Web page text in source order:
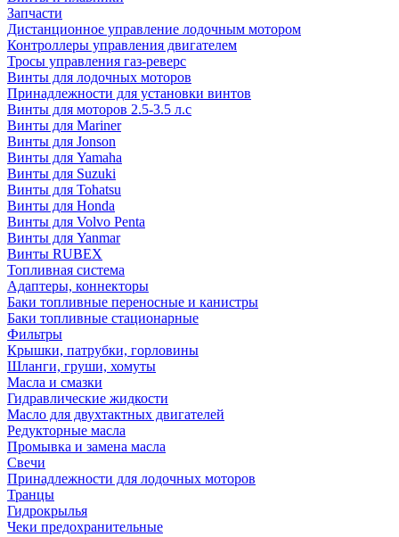
Запчасти
Дистанционное управление лодочным мотором
Контроллеры управления двигателем
Тросы управления газ-реверс
Винты для лодочных моторов
Принадлежности для установки винтов
Винты для моторов 2.5-3.5 л.с
Винты для Mariner
Винты для Jonson
Винты для Yamaha
Винты для Suzuki
Винты для Tohatsu
Винты для Honda
Винты для Volvo Penta
Винты для Yanmar
Винты RUBEX
Топливная система
Адаптеры, коннекторы
Баки топливные переносные и канистры
Баки топливные стационарные
Фильтры
Крышки, патрубки, горловины
Шланги, груши, хомуты
Масла и смазки
Гидравлические жидкости
Масло для двухтактных двигателей
Редукторные масла
Промывка и замена масла
Свечи
Принадлежности для лодочных моторов
Транцы
Гидрокрылья
Чеки предохранительные